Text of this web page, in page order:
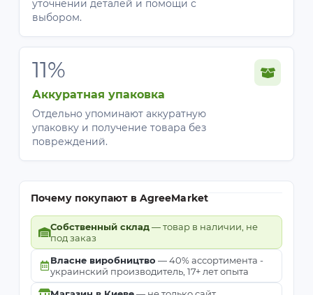
уточнении деталей и помощи с
выбором.
11%
Аккуратная упаковка
Отдельно упоминают аккуратную
упаковку и получение товара без
повреждений.
Почему покупают в AgreeMarket
Собственный склад— товар в наличии, не
под заказ
Власне виробництво — 40% ассортимента -
украинский производитель, 17+ лет опыта